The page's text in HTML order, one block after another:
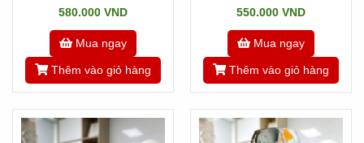
580.000 VND
Mua ngay
Thêm vào giỏ hàng
550.000 VND
Mua ngay
Thêm vào giỏ hàng